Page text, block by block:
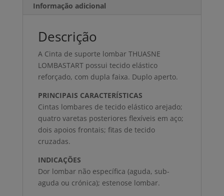
Informação adicional
Descrição
A Cinta de suporte lombar THUASNE
LOMBASTART possui tecido elástico
reforçado, com dupla faixa. Duplo aperto.
PRINCIPAIS CARACTERÍSTICAS
Cintas lombares de tecido elástico arejado;
quatro varetas posteriores flexíveis em aço;
dois apoios frontais; fitas de tecido
cruzadas.
INDICAÇÕES
Dor lombar não específica (aguda, sub-
aguda ou crónica); estenose lombar.